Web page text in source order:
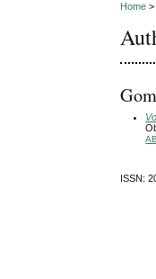
Home
ISSN: